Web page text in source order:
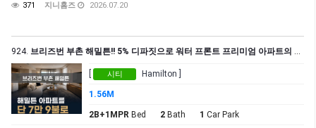
371 지니홈즈 2026.07.20
924. 브리즈번 부촌 해밀튼!! 5% 디파짓으로 워터 프론트 프리미엄 아파트의 주인이 되세요!!
시티 Hamilton ]
1.56M
2B+1MPR Bed 2 Bath 1 Car Park